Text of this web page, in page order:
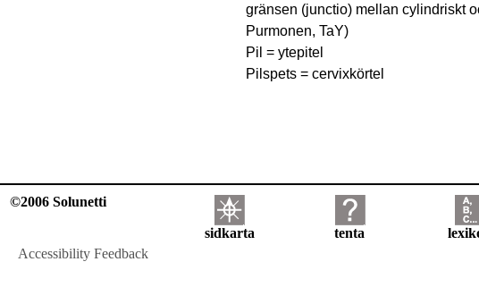
gränsen (junctio) mellan cylindriskt
Purmonen, TaY)
Pil = ytepitel
Pilspets = cervixkörtel
©2006 Solunetti
sidkarta tenta
Accessibility Feedback